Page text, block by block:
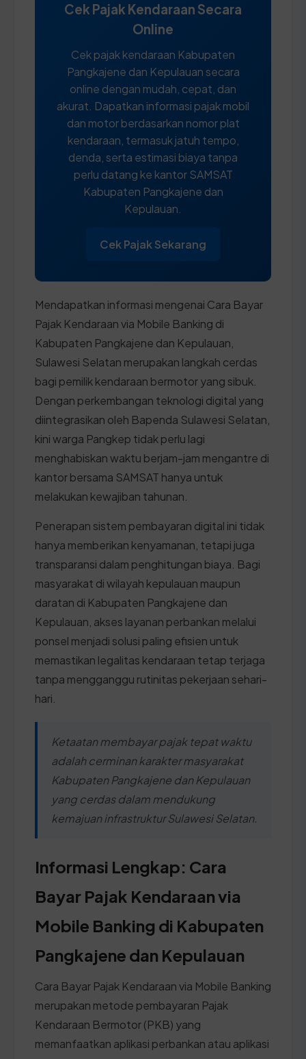
Cek Pajak Kendaraan Secara
Online
Cek pajak kendaraan Kabupaten
Pangkajene dan Kepulauan secara
online dengan mudah, cepat, dan
akurat. Dapatkan informasi pajak mobil
dan motor berdasarkan nomor plat
kendaraan, termasuk jatuh tempo,
denda, serta estimasi biaya tanpa
perlu datang ke kantor SAMSAT
Kabupaten Pangkajene dan
Kepulauan.
Cek Pajak Sekarang
Mendapatkan informasi mengenai Cara Bayar
Pajak Kendaraan via Mobile Banking di
Kabupaten Pangkajene dan Kepulauan,
Sulawesi Selatan merupakan langkah cerdas
bagi pemilik kendaraan bermotor yang sibuk.
Dengan perkembangan teknologi digital yang
diintegrasikan oleh Bapenda Sulawesi Selatan,
kini warga Pangkep tidak perlu lagi
menghabiskan waktu berjam-jam mengantre di
kantor bersama SAMSAT hanya untuk
melakukan kewajiban tahunan.
Penerapan sistem pembayaran digital ini tidak
hanya memberikan kenyamanan, tetapi juga
transparansi dalam penghitungan biaya. Bagi
masyarakat di wilayah kepulauan maupun
daratan di Kabupaten Pangkajene dan
Kepulauan, akses layanan perbankan melalui
ponsel menjadi solusi paling efisien untuk
memastikan legalitas kendaraan tetap terjaga
tanpa mengganggu rutinitas pekerjaan sehari-
hari.
Ketaatan membayar pajak tepat waktu
adalah cerminan karakter masyarakat
Kabupaten Pangkajene dan Kepulauan
yang cerdas dalam mendukung
kemajuan infrastruktur Sulawesi Selatan.
Informasi Lengkap: Cara
Bayar Pajak Kendaraan via
Mobile Banking di Kabupaten
Pangkajene dan Kepulauan
Cara Bayar Pajak Kendaraan via Mobile Banking
merupakan metode pembayaran Pajak
Kendaraan Bermotor (PKB) yang
memanfaatkan aplikasi perbankan atau aplikasi